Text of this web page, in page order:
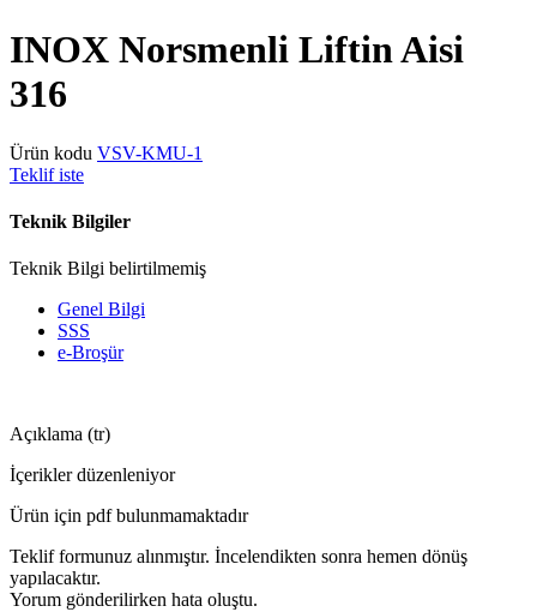
INOX Norsmenli Liftin Aisi
316
Ürün kodu VSV-KMU-1
Teklif iste
Teknik Bilgiler
Teknik Bilgi belirtilmemiş
Genel Bilgi
SSS
e-Broşür
Açıklama (tr)
İçerikler düzenleniyor
Ürün için pdf bulunmamaktadır
Teklif formunuz alınmıştır. İncelendikten sonra hemen dönüş
yapılacaktır.
Yorum gönderilirken hata oluştu.